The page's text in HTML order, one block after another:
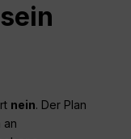
nein. Der Plan
an